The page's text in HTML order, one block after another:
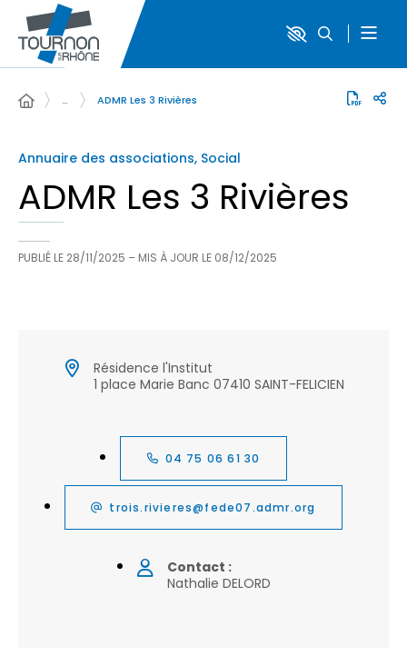
… ADMR Les 3 Rivières
Annuaire des associations, Social
ADMR Les 3 Rivières
PUBLIÉ LE 28/11/2025 – MIS À JOUR LE 08/12/2025
Résidence l'Institut
1 place Marie Banc 07410 SAINT-FELICIEN
04 75 06 61 30
trois.rivieres@fede07.admr.org
Contact :
Nathalie DELORD